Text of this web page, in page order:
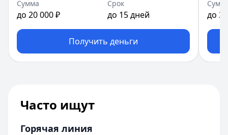
Сумма
до 20 000 ₽
Срок
до 15 дней
Получить деньги
до
Часто ищут
Горячая линия